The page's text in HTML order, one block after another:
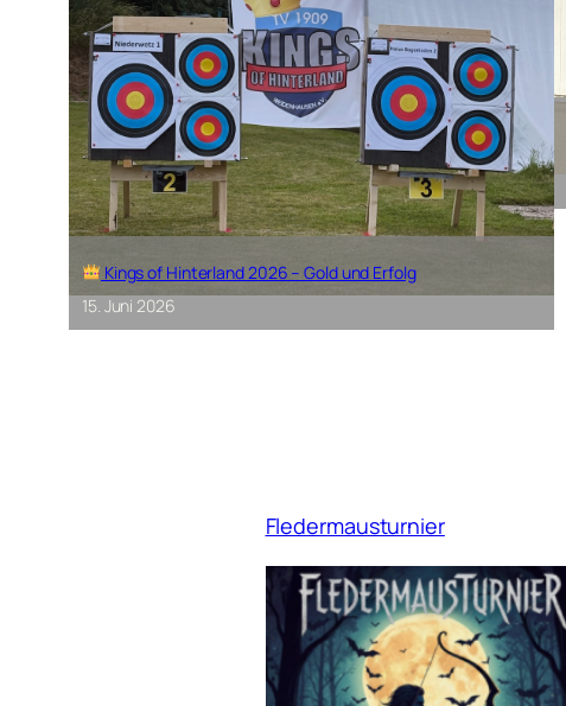
Kings of Hinterland 2026 – Gold und Erfolg
15. Juni 2026
Fledermausturnier